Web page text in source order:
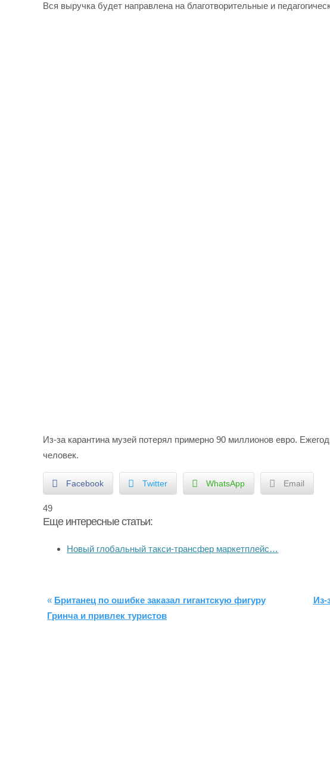
Вся выручка будет направлена на благотворительные и
Из-за карантина музей потерял примерно 90 миллионов евро.
человек.
Facebook Twitter WhatsApp Email
49
Еще интересные статьи:
Новый глобальный такси-трансфер маркетплейс…
« Британец по ошибке заказал гигантскую фигуру
Гринча и привлек туристов
Из-